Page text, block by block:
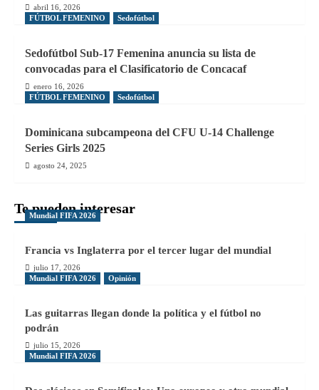
abril 16, 2026
FÚTBOL FEMENINO
Sedofútbol
Sedofútbol Sub-17 Femenina anuncia su lista de
convocadas para el Clasificatorio de Concacaf
enero 16, 2026
FÚTBOL FEMENINO
Sedofútbol
Dominicana subcampeona del CFU U-14 Challenge
Series Girls 2025
agosto 24, 2025
Te pueden interesar
Mundial FIFA 2026
Francia vs Inglaterra por el tercer lugar del mundial
julio 17, 2026
Mundial FIFA 2026
Opinión
Las guitarras llegan donde la política y el fútbol no
podrán
julio 15, 2026
Mundial FIFA 2026